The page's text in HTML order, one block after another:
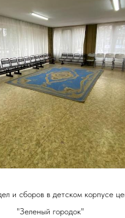
и сборов в детском корпусе
"Зеленый городок"